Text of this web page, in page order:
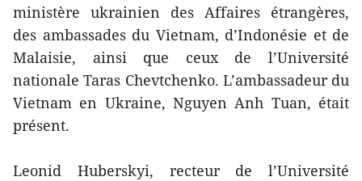
ministère ukrainien des Affaires étrangères,
des ambassades du Vietnam, d’Indonésie et de
Malaisie, ainsi que ceux de l’Université
nationale Taras Chevtchenko. L’ambassadeur du
Vietnam en Ukraine, Nguyen Anh Tuan, était
présent.
Leonid Huberskyi, recteur de l’Université